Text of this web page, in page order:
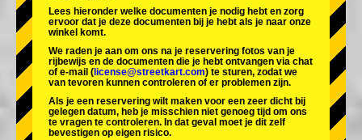
Lees hieronder welke documenten je nodig hebt en zorg
ervoor dat je deze documenten bij je hebt als je naar onze
winkel komt.
We raden je aan om ons na je reservering fotos van je
rijbewijs en de documenten die je hebt ontvangen via chat
of e-mail ( license@streetkart.com) te sturen, zodat we
van tevoren kunnen controleren of er problemen zijn.
Als je een reservering wilt maken voor een zeer dicht bij
gelegen datum, heb je misschien niet genoeg tijd om ons
te vragen te controleren. In dat geval moet je dit zelf
bevestigen op eigen risico.